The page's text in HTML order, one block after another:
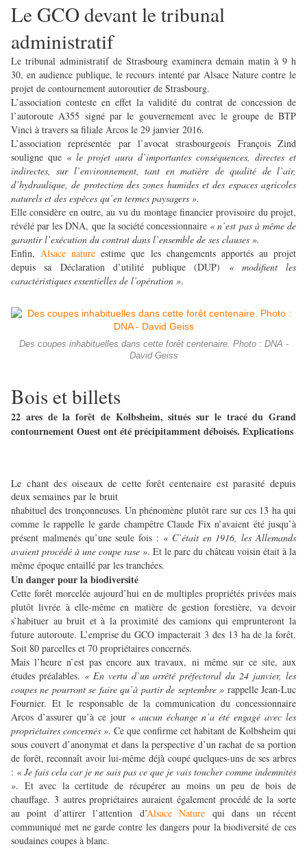
Le GCO devant le tribunal
administratif
Le tribunal administratif de Strasbourg examinera demain matin à 9 h
30, en audience publique, le recours intenté par Alsace Nature contre le
projet de contournement autoroutier de Strasbourg.
L’association conteste en effet la validité du contrat de concession de
l’autoroute A355 signé par le gouvernement avec le groupe de BTP
Vinci à travers sa filiale Arcos le 29 janvier 2016.
L’association représentée par l’avocat strasbourgeois François Zind
souligne que « le projet aura d’importantes conséquences, directes et
indirectes, sur l’environnement, tant en matière de qualité de l’air,
d’hydraulique, de protection des zones humides et des espaces agricoles
naturels et des espèces qu’en termes paysagers ».
Elle considère en outre, au vu du montage financier provisoire du projet,
révélé par les DNA, que la société concessionnaire « n’est pas à même de
garantir l’exécution du contrat dans l’ensemble de ses clauses ».
Enfin,Alsace nature estime que les changements apportés au projet
depuis sa Déclaration d’utilité publique (DUP) « modifient les
caractéristiques essentielles de l’opération ».
Des coupes inhabituelles dans cette forêt centenaire. Photo : DNA -
David Geiss
Bois et billets
22 ares de la forêt de Kolbsheim, situés sur le tracé du Grand
contournement Ouest ont été précipitamment déboisés. Explications
Le chant des oiseaux de cette forêt centenaire est parasité depuis
deux semaines par le bruit
nhabituel des tronçonneuses. Un phénomène plutôt rare sur ces 13 ha qui
comme le rappelle le garde champêtre Claude Fix n’avaient été jusqu’à
présent malmenés qu’une seule fois : « C’était en 1916, les Allemands
avaient procédé à une coupe rase ». Et le parc du château voisin était à la
même époque entaillé par les tranchées.
Un danger pour la biodiversité
Cette forêt morcelée aujourd’hui en de multiples propriétés privées mais
plutôt livrée à elle-même en matière de gestion forestière, va devoir
s’habituer au bruit et à la proximité des camions qui emprunteront la
future autoroute. L’emprise du GCO impacterait 3 des 13 ha de la forêt.
Soit 80 parcelles et 70 propriétaires concernés.
Mais l’heure n’est pas encore aux travaux, ni même sur ce site, aux
études préalables. « En vertu d’un arrêté préfectoral du 24 janvier, les
coupes ne pourront se faire qu’à partir de septembre » rappelle Jean-Luc
Fournier. Et le responsable de la communication du concessionnaire
Arcos d’assurer qu’à ce jour « aucun échange n’a été engagé avec les
propriétaires concernés ». Ce que confirme cet habitant de Kolbsheim qui
sous couvert d’anonymat et dans la perspective d’un rachat de sa portion
de forêt, reconnaît avoir lui-même déjà coupé quelques-uns de ses arbres
: « Je fais cela car je ne sais pas ce que je vais toucher comme indemnités
». Et avec la certitude de récupérer au moins un peu de bois de
chauffage. 3 autres propriétaires auraient également procédé de la sorte
au point d’attirer l’attention d’Alsace Nature qui dans un récent
communiqué met ne garde contre les dangers pour la biodiversité de ces
soudaines coupes à blanc.